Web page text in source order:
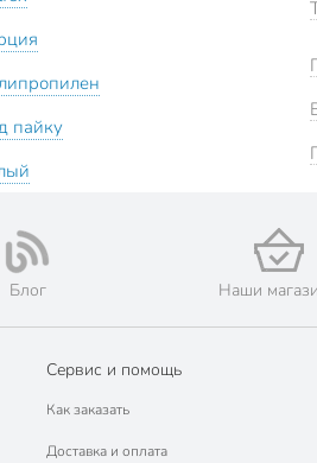
пайку
Блог Наши
Сервис и помощь
Как заказать
Доставка и оплата